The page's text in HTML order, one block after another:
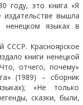
году, это книга «Я
вышла
ненецком языках в
Красноярское
книги ненецкой
отчего, почему»
(1989) – сборник
«Не только
сказки, были,